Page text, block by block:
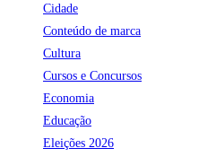
Cidade
Conteúdo de marca
Cultura
Cursos e Concursos
Economia
Educação
Eleições 2026